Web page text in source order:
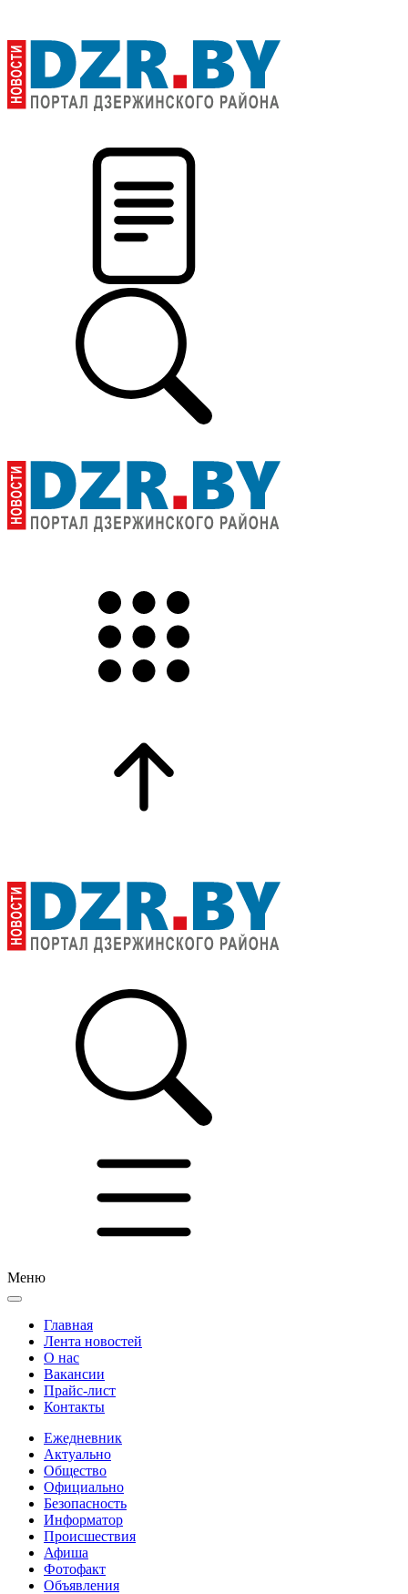
Меню
Главная
Лента новостей
О нас
Вакансии
Прайс-лист
Контакты
Ежедневник
Актуально
Общество
Официально
Безопасность
Информатор
Происшествия
Афиша
Фотофакт
Объявления